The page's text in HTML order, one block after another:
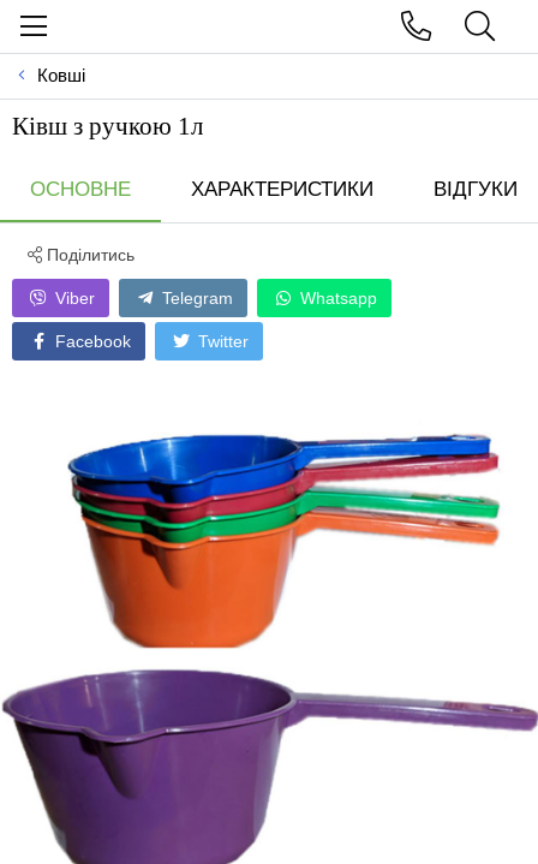
Ковші
Кiвш з ручкою 1л
ОСНОВНЕ ХАРАКТЕРИСТИКИ ВІДГУКИ
Поділитись
Viber Telegram Whatsapp
Facebook Twitter